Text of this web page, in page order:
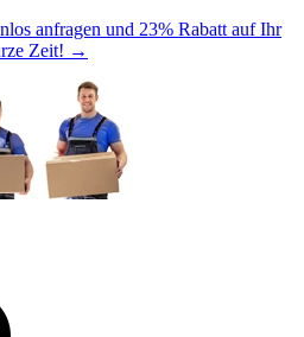
anfragen und 23% Rabatt auf Ihr
Zeit! →